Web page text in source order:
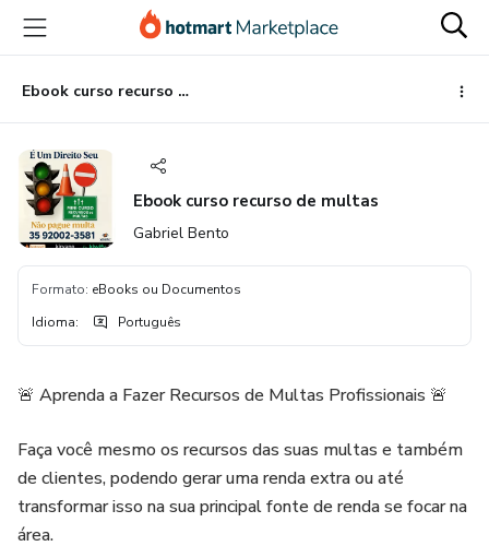
para
conteúdo
principal
para
pagamento
para
rodapé
Ebook curso recurso de multas
Ebook curso recurso de multas
Gabriel Bento
Formato: eBooks ou Documentos
Idioma: Português
🚨 Aprenda a Fazer Recursos de Multas Profissionais 🚨
Faça você mesmo os recursos das suas multas e também
de clientes, podendo gerar uma renda extra ou até
transformar isso na sua principal fonte de renda se focar na
área.